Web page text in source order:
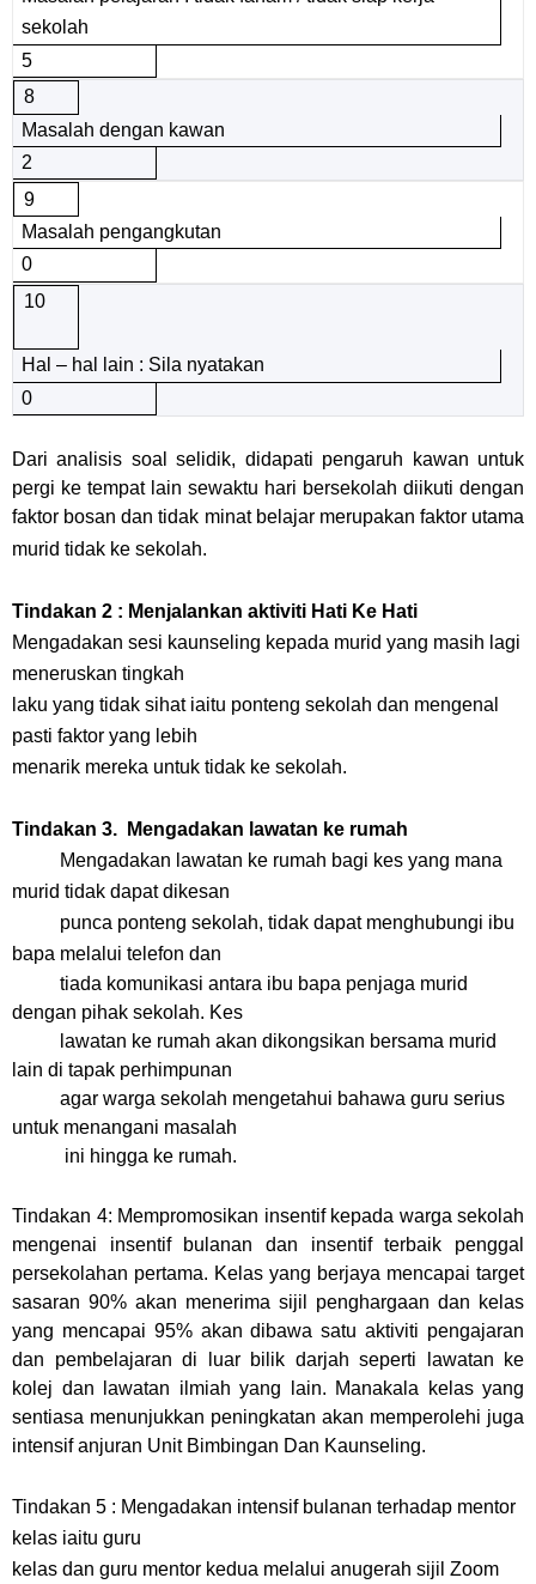
sekolah
5
8
Masalah dengan kawan
2
9
Masalah pengangkutan
0
10
Hal – hal lain : Sila nyatakan
0
Dari analisis soal selidik, didapati pengaruh kawan untuk
pergi ke tempat lain sewaktu hari bersekolah diikuti dengan
faktor bosan dan tidak minat belajar merupakan faktor utama
murid tidak ke sekolah.
Tindakan 2 : Menjalankan aktiviti Hati Ke Hati
Mengadakan sesi kaunseling kepada murid yang masih lagi
meneruskan tingkah
laku yang tidak sihat iaitu ponteng sekolah dan mengenal
pasti faktor yang lebih
menarik mereka untuk tidak ke sekolah.
Tindakan 3. Mengadakan lawatan ke rumah
Mengadakan lawatan ke rumah bagi kes yang mana
murid tidak dapat dikesan
punca ponteng sekolah, tidak dapat menghubungi ibu
bapa melalui telefon dan
tiada komunikasi antara ibu bapa penjaga murid
dengan pihak sekolah. Kes
lawatan ke rumah akan dikongsikan bersama murid
lain di tapak perhimpunan
agar warga sekolah mengetahui bahawa guru serius
untuk menangani masalah
ini hingga ke rumah.
Tindakan 4: Mempromosikan insentif kepada warga sekolah
mengenai insentif bulanan dan insentif terbaik penggal
persekolahan pertama. Kelas yang berjaya mencapai target
sasaran 90% akan menerima sijil penghargaan dan kelas
yang mencapai 95% akan dibawa satu aktiviti pengajaran
dan pembelajaran di luar bilik darjah seperti lawatan ke
kolej dan lawatan ilmiah yang lain. Manakala kelas yang
sentiasa menunjukkan peningkatan akan memperolehi juga
intensif anjuran Unit Bimbingan Dan Kaunseling.
Tindakan 5 : Mengadakan intensif bulanan terhadap mentor
kelas iaitu guru
kelas dan guru mentor kedua melalui anugerah sijil Zoom